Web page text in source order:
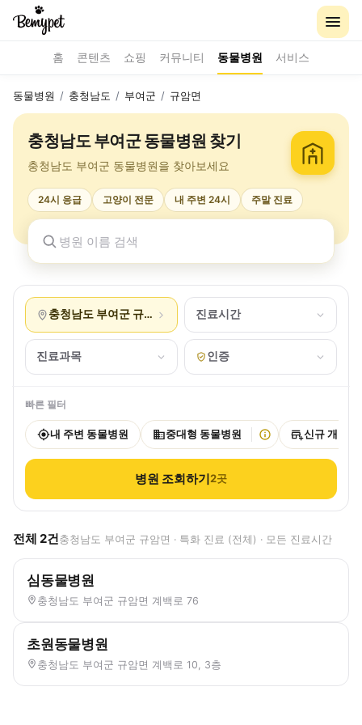
홈 콘텐츠 쇼핑 커뮤니티 동물병원 서비스
동물병원 / 충청남도 / 부여군 / 규암면
충청남도 부여군 동물병원 찾기
충청남도 부여군 동물병원을 찾아보세요
24시 응급 고양이 전문 내 주변 24시 주말 진료
충청남도 부여군 규암면 진료시간
진료과목 인증
빠른 필터
내 주변 동물병원 중대형 동물병원 신규 개원
병원 조회하기2곳
전체 2건충청남도 부여군 규암면 · 특화 진료 (전체) · 모든 진료시간
심동물병원
충청남도 부여군 규암면 계백로 76
초원동물병원
충청남도 부여군 규암면 계백로 10, 3층